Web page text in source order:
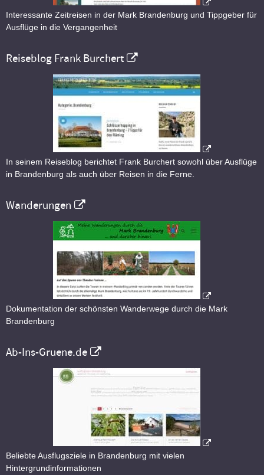
Interessante Zeitreisen in der Mark Brandenburg und Tippgeber für
Ausflüge in die Vergangenheit
Reiseblog Frank Burchert
In seinem Reiseblog berichtet Frank Burchert sowohl über Ausflüge
in Brandenburg als auch über Reisen in die Ferne.
Wanderungen
Dokumentation der schönsten Wanderwege durch die Mark
Brandenburg
Ab-Ins-Gruene.de
Beliebte Ausflugsziele in Brandenburg mit vielen
Hintergrundinformationen